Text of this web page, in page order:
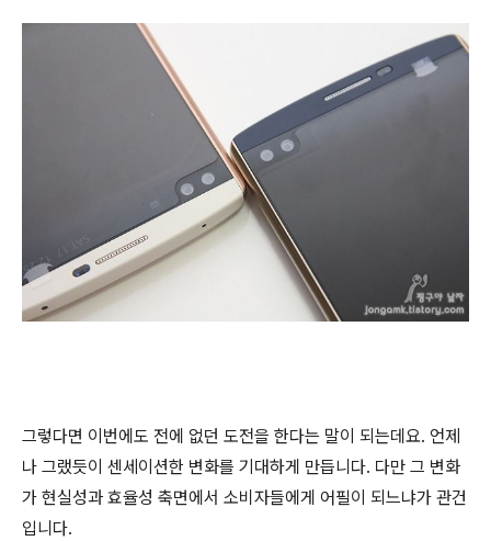
그렇다면 이번에도 전에 없던 도전을 한다는 말이 되는데요. 언제
나 그랬듯이 센세이션한 변화를 기대하게 만듭니다. 다만 그 변화
가 현실성과 효율성 축면에서 소비자들에게 어필이 되느냐가 관건
입니다.